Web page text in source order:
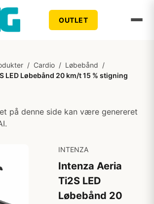
OUTLET
/ Cardio / Løbebånd /
LED Løbebånd 20 km/t 15 % stigning
på denne side kan være genereret
INTENZA
Intenza Aeria
Ti2S LED
Løbebånd 20